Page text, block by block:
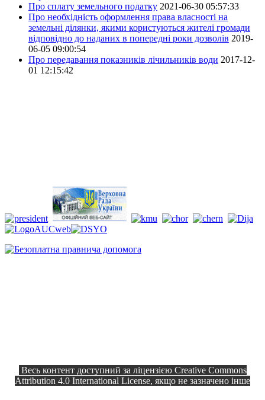
Про сплату земельного податку 2021-06-30 05:57:33
Про необхідність оформлення права власності на
земельні ділянки, якими користуються жителі громади
відповідно до наданих в попередні роки дозволів 2019-
06-05 09:00:54
Про передавання показників лічильників води 2017-12-
01 12:15:42
Весь контент доступний за ліцензією Creative Commons
Attribution 4.0 International License, якщо не зазначено інше